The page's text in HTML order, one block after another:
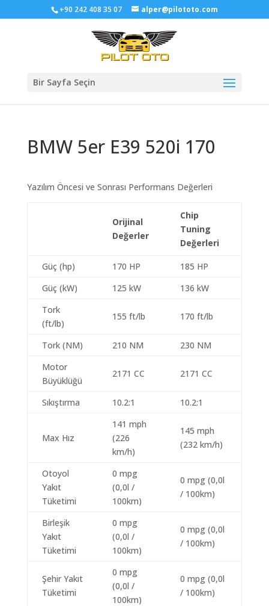
+90 242 408 35 07 alper@pilototo.com
Bir Sayfa Seçin
BMW 5er E39 520i 170
Yazılım Öncesi ve Sonrası Performans Değerleri
Orijinal
Değerler
Chip
Tuning
Değerleri
Güç (hp) 170 HP
185 HP
Güç (kW)
125 kW
136 kW
Tork
(ft/lb)
155 ft/lb 170 ft/lb
Tork (NM) 210 NM
230 NM
Motor
Büyüklüğü
2171 CC 2171 CC
Sıkıştırma 10.2:1 10.2:1
Max Hız
141 mph
(226
km/h)
145 mph
(232 km/h)
Otoyol
Yakıt
Tüketimi
0 mpg
(0,0l /
100km)
0 mpg (0,0l
/ 100km)
Birleşik
Yakıt
Tüketimi
0 mpg
(0,0l /
100km)
0 mpg (0,0l
/ 100km)
Şehir Yakıt
Tüketimi
0 mpg
(0,0l /
100km)
0 mpg (0,0l
/ 100km)